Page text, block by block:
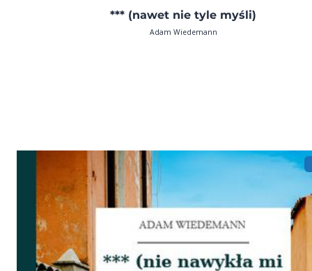
*** (nawet nie tyle myśli)
Adam Wiedemann